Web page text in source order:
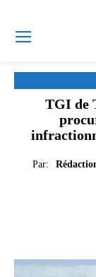
TGI de
Par: